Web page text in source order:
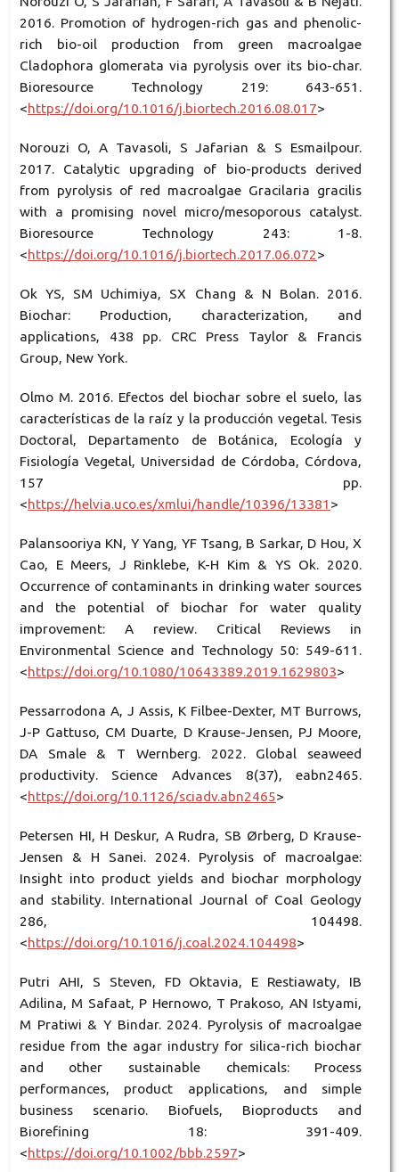
2016. Promotion of hydrogen-rich gas and phenolic-
rich bio-oil production from green macroalgae
Cladophora glomerata via pyrolysis over its bio-char.
Bioresource Technology 219: 643-651.
<https://doi.org/10.1016/j.biortech.2016.08.017>
Norouzi O, A Tavasoli, S Jafarian & S Esmailpour.
2017. Catalytic upgrading of bio-products derived
from pyrolysis of red macroalgae Gracilaria gracilis
with a promising novel micro/mesoporous catalyst.
Bioresource Technology 243: 1-8.
<https://doi.org/10.1016/j.biortech.2017.06.072>
Ok YS, SM Uchimiya, SX Chang & N Bolan. 2016.
Biochar: Production, characterization, and
applications, 438 pp. CRC Press Taylor & Francis
Group, New York.
Olmo M. 2016. Efectos del biochar sobre el suelo, las
características de la raíz y la producción vegetal. Tesis
Doctoral, Departamento de Botánica, Ecología y
Fisiología Vegetal, Universidad de Córdoba, Córdova,
157 pp.
<https://helvia.uco.es/xmlui/handle/10396/13381 >
Palansooriya KN, Y Yang, YF Tsang, B Sarkar, D Hou, X
Cao, E Meers, J Rinklebe, K-H Kim & YS Ok. 2020.
Occurrence of contaminants in drinking water sources
and the potential of biochar for water quality
improvement: A review. Critical Reviews in
Environmental Science and Technology 50: 549-611.
<https://doi.org/10.1080/10643389.2019.1629803>
Pessarrodona A, J Assis, K Filbee-Dexter, MT Burrows,
J-P Gattuso, CM Duarte, D Krause-Jensen, PJ Moore,
DA Smale & T Wernberg. 2022. Global seaweed
productivity. Science Advances 8(37), eabn2465.
<https://doi.org/10.1126/sciadv.abn2465>
Petersen HI, H Deskur, A Rudra, SB Ørberg, D Krause-
Jensen & H Sanei. 2024. Pyrolysis of macroalgae:
Insight into product yields and biochar morphology
and stability. International Journal of Coal Geology
286, 104498.
<https://doi.org/10.1016/j.coal.2024.104498>
Putri AHI, S Steven, FD Oktavia, E Restiawaty, IB
Adilina, M Safaat, P Hernowo, T Prakoso, AN Istyami,
M Pratiwi & Y Bindar. 2024. Pyrolysis of macroalgae
residue from the agar industry for silica-rich biochar
and other sustainable chemicals: Process
performances, product applications, and simple
business scenario. Biofuels, Bioproducts and
Biorefining 18: 391-409.
<https://doi.org/10.1002/bbb.2597>